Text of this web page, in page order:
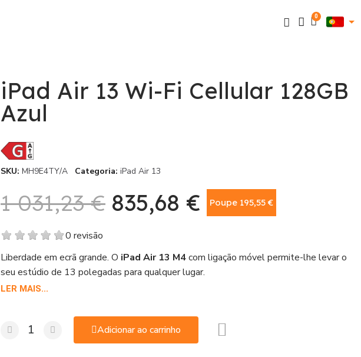
iPad Air 13 Wi-Fi Cellular 128GB
Azul
SKU MH9E4TY/A Categoria iPad Air 13
1 031,23 € 835,68 € Poupe 195,55 €
0 revisão
Liberdade em ecrã grande. O iPad Air 13 M4com ligação móvel permite-lhe levar o
seu estúdio de 13 polegadas para qualquer lugar.
LER MAIS...
Adicionar ao carrinho